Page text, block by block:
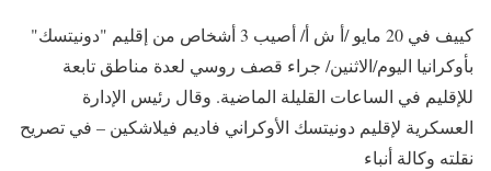
كييف في 20 مايو /أ ش أ/ أصيب 3 أشخاص من إقليم "دونيتسك"
بأوكرانيا اليوم/الاثنين/ جراء قصف روسي لعدة مناطق تابعة
للإقليم في الساعات القليلة الماضية. وقال رئيس الإدارة
العسكرية لإقليم دونيتسك الأوكراني فاديم فيلاشكين – في تصريح
نقلته وكالة أنباء